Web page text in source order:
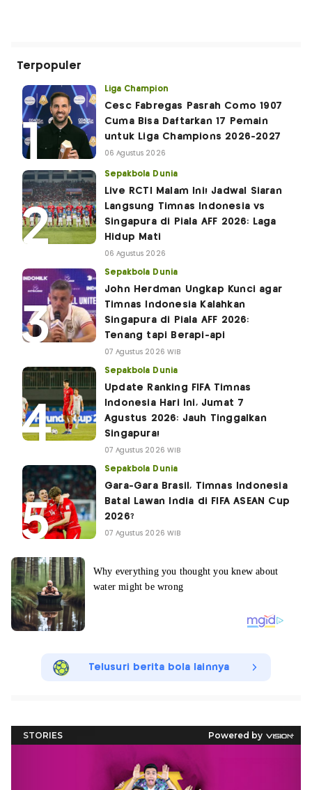
Terpopuler
Liga Champion
Cesc Fabregas Pasrah Como 1907
Cuma Bisa Daftarkan 17 Pemain
untuk Liga Champions 2026-2027
06 Agustus 2026
Sepakbola Dunia
Live RCTI Malam Ini! Jadwal Siaran
Langsung Timnas Indonesia vs
Singapura di Piala AFF 2026: Laga
Hidup Mati
06 Agustus 2026
Sepakbola Dunia
John Herdman Ungkap Kunci agar
Timnas Indonesia Kalahkan
Singapura di Piala AFF 2026:
Tenang tapi Berapi-api
07 Agustus 2026 WIB
Sepakbola Dunia
Update Ranking FIFA Timnas
Indonesia Hari Ini, Jumat 7
Agustus 2026: Jauh Tinggalkan
Singapura!
07 Agustus 2026 WIB
Sepakbola Dunia
Gara-Gara Brasil, Timnas Indonesia
Batal Lawan India di FIFA ASEAN Cup
2026?
07 Agustus 2026 WIB
Telusuri berita bola lainnya